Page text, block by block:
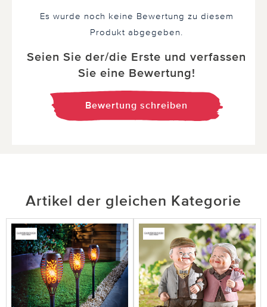
Es wurde noch keine Bewertung zu diesem
Produkt abgegeben.
Seien Sie der/die Erste und verfassen
Sie eine Bewertung!
Bewertung schreiben
Artikel der gleichen Kategorie